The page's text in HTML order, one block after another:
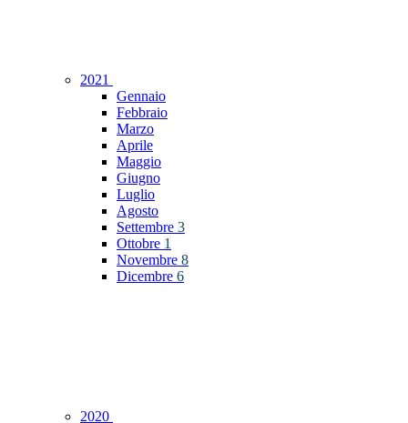
2021
Gennaio
Febbraio
Marzo
Aprile
Maggio
Giugno
Luglio
Agosto
Settembre 3
Ottobre 1
Novembre 8
Dicembre 6
2020